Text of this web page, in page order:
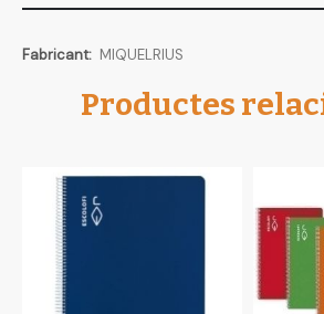
Més
MIQUELRIUS
Productes